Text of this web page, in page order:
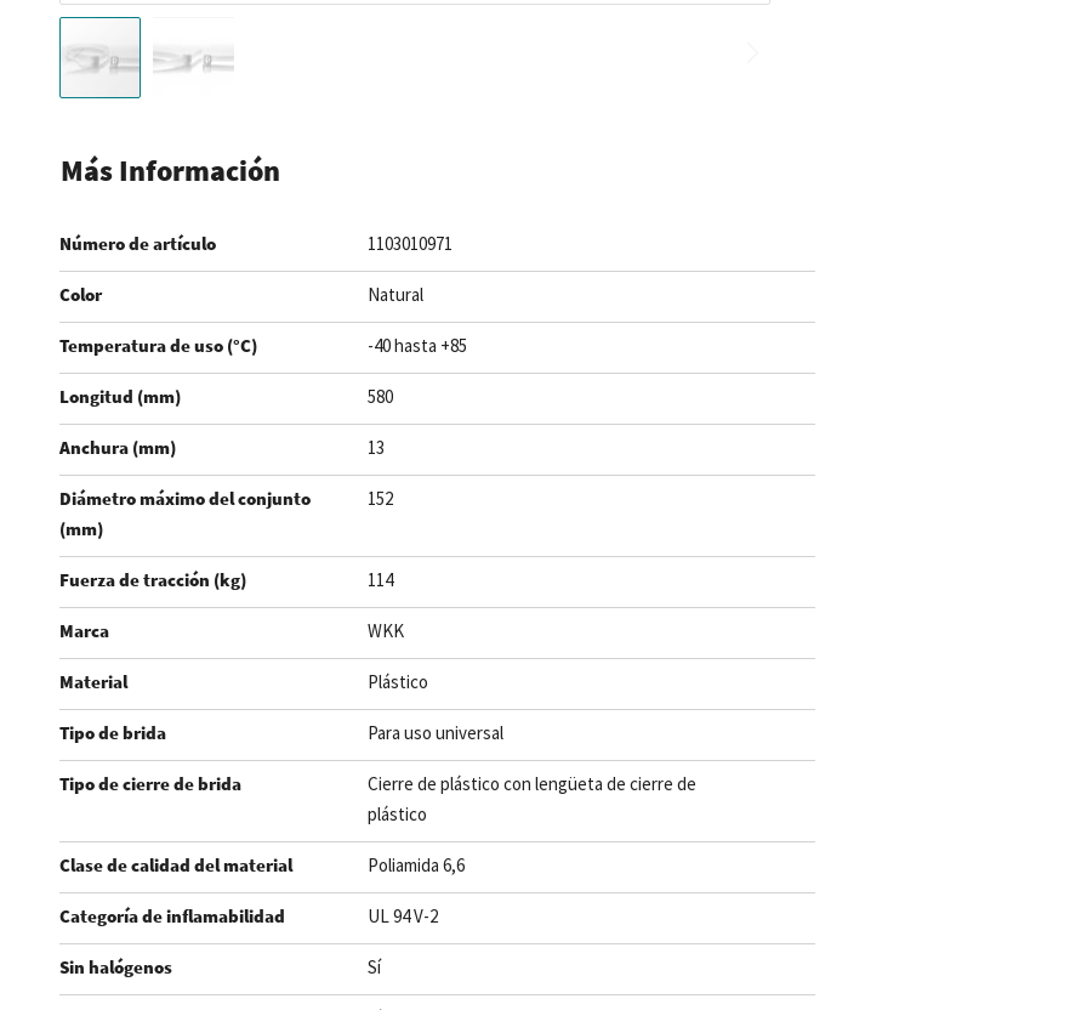
comienzo
la
galería
de
imágenes
Más Información
Número de artículo 1103010971
Color Natural
Temperatura de uso (°C) -40 hasta +85
Longitud (mm) 580
Anchura (mm) 13
Diámetro máximo del conjunto
(mm)
152
Fuerza de tracción (kg) 114
Marca WKK
Material Plástico
Tipo de brida Para uso universal
Tipo de cierre de brida
Cierre de plástico con lengüeta de cierre de
plástico
Clase de calidad del material Poliamida 6,6
Categoría de inflamabilidad UL 94 V-2
Sin halógenos Sí